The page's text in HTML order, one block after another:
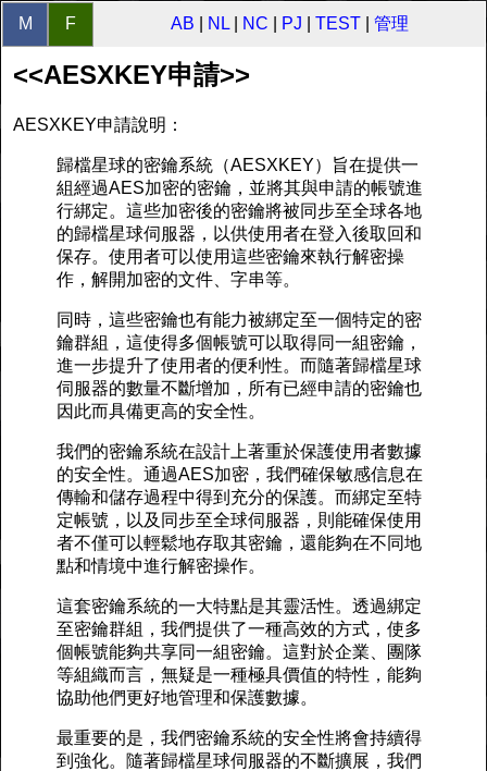
M F AB NL| NC PJ TEST 管理
<<AESXKEY申請>>
AESXKEY申請說明：
歸檔星球的密鑰系統（AESXKEY）旨在提供一
組經過AES加密的密鑰，並將其與申請的帳號進
行綁定。這些加密後的密鑰將被同步至全球各地
的歸檔星球伺服器，以供使用者在登入後取回和
保存。使用者可以使用這些密鑰來執行解密操
作，解開加密的文件、字串等。
同時，這些密鑰也有能力被綁定至一個特定的密
鑰群組，這使得多個帳號可以取得同一組密鑰，
進一步提升了使用者的便利性。而隨著歸檔星球
伺服器的數量不斷增加，所有已經申請的密鑰也
因此而具備更高的安全性。
我們的密鑰系統在設計上著重於保護使用者數據
的安全性。通過AES加密，我們確保敏感信息在
傳輸和儲存過程中得到充分的保護。而綁定至特
定帳號，以及同步至全球伺服器，則能確保使用
者不僅可以輕鬆地存取其密鑰，還能夠在不同地
點和情境中進行解密操作。
這套密鑰系統的一大特點是其靈活性。透過綁定
至密鑰群組，我們提供了一種高效的方式，使多
個帳號能夠共享同一組密鑰。這對於企業、團隊
等組織而言，無疑是一種極具價值的特性，能夠
協助他們更好地管理和保護數據。
最重要的是，我們密鑰系統的安全性將會持續得
到強化。隨著歸檔星球伺服器的不斷擴展，我們